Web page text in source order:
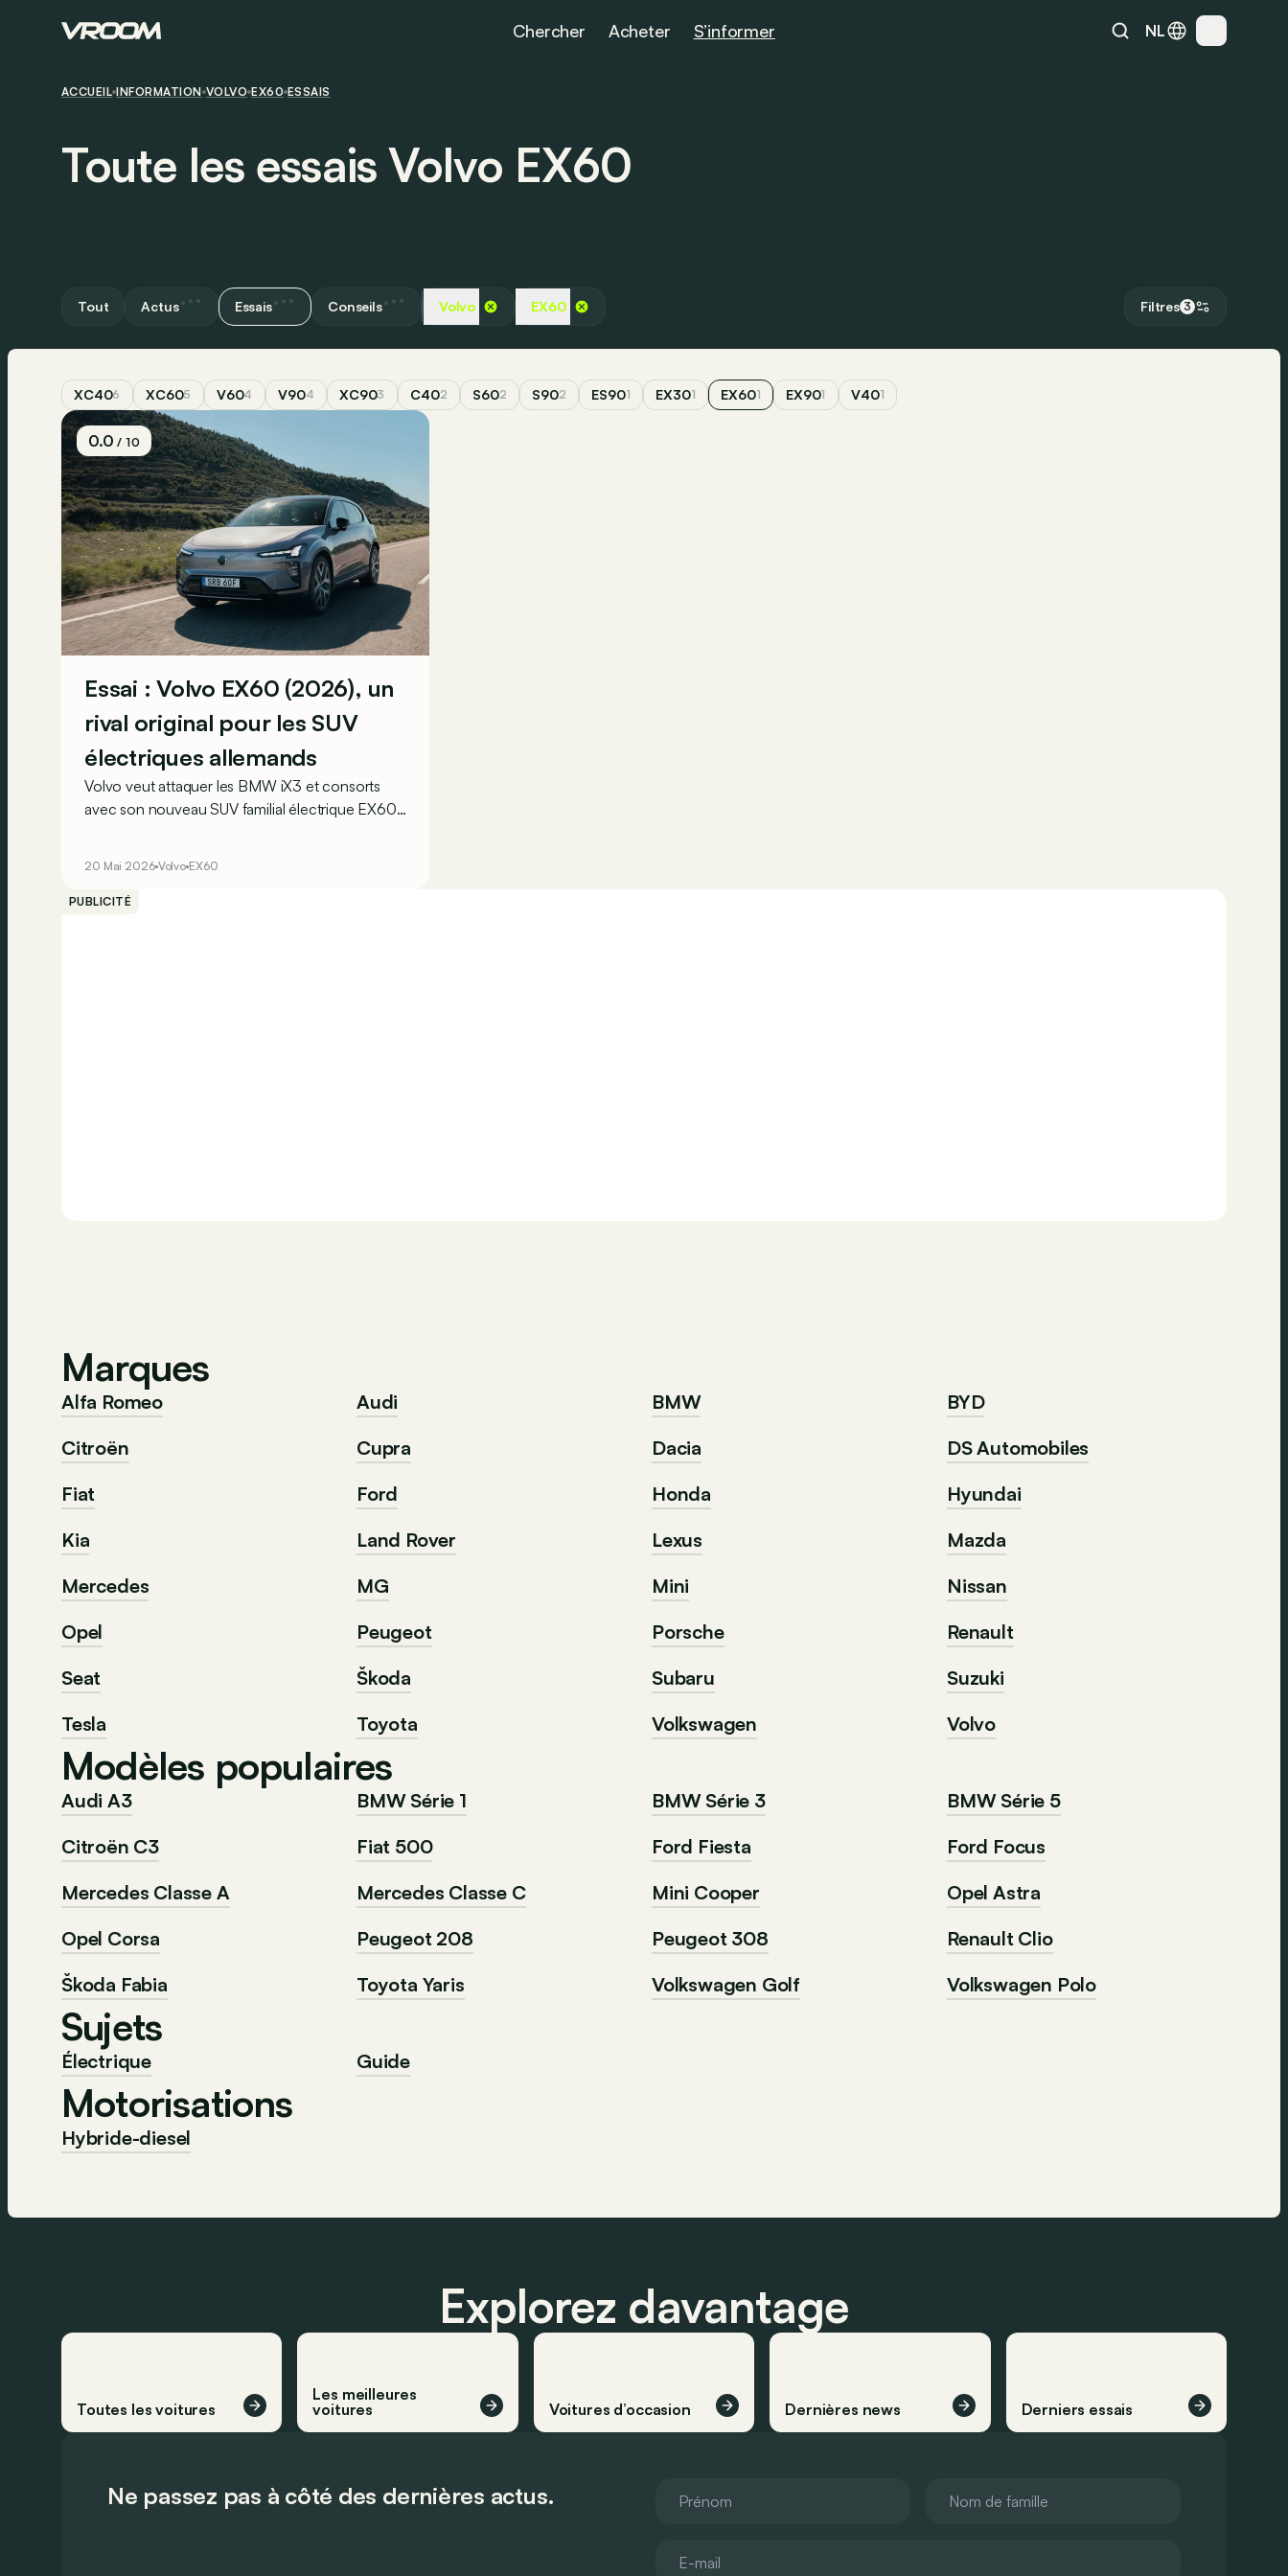
Chercher Acheter S’informer NL
ACCUEIL INFORMATION VOLVO EX60 ESSAIS
Toute les essais Volvo EX60
Tout Actus Essais Conseils Volvo EX60 Filtres 3
XC406 XC605 V604 V904 XC903 C402 S602 S902 ES901 EX301 EX601 EX901 V401
0.0/ 10
Essai : Volvo EX60 (2026), un
rival original pour les SUV
électriques allemands
Volvo veut attaquer les BMW iX3 et consorts
avec son nouveau SUV familial électrique EX60,
20 Mai 2026 Volvo EX60
PUBLICITÉ
Marques
Alfa Romeo Audi BMW
BYD
Citroën
Cupra Dacia
DS Automobiles
Fiat
Ford Honda
Hyundai
Kia
Land Rover Lexus
Mazda
Mercedes
MG Mini
Nissan
Opel
Peugeot Porsche
Renault
Seat
Škoda Subaru
Suzuki
Tesla
Toyota Volkswagen Volvo
Modèles populaires
Audi A3 BMW Série 1 BMW Série 3
BMW Série 5
Citroën C3
Fiat 500 Ford Fiesta
Ford Focus
Mercedes Classe A
Mercedes Classe C Mini Cooper
Opel Astra
Opel Corsa
Peugeot 208 Peugeot 308
Renault Clio
Škoda Fabia
Toyota Yaris Volkswagen Golf Volkswagen Polo
Sujets
Électrique Guide
Motorisations
Hybride-diesel
Explorez davantage
Toutes les voitures
Les meilleures
voitures
Voitures d’occasion Dernières news Derniers essais
Ne passez pas à côté des dernières actus.